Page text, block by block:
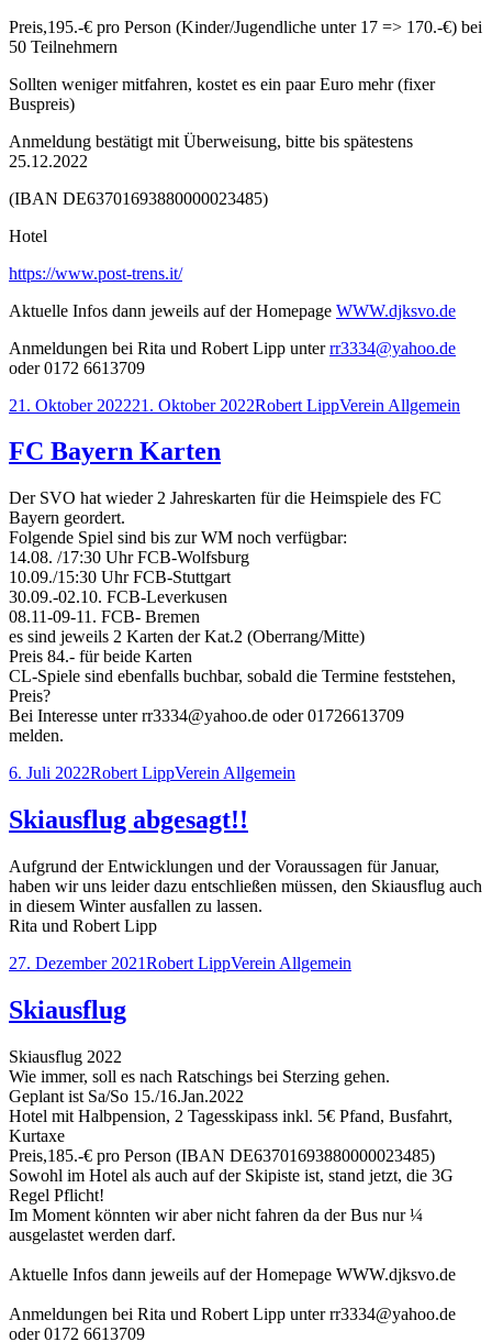
Preis,195.-€ pro Person (Kinder/Jugendliche unter 17 => 170.-€) bei
50 Teilnehmern
Sollten weniger mitfahren, kostet es ein paar Euro mehr (fixer
Buspreis)
Anmeldung bestätigt mit Überweisung, bitte bis spätestens
25.12.2022
(IBAN DE63701693880000023485)
Hotel
https://www.post-trens.it/
Aktuelle Infos dann jeweils auf der Homepage WWW.djksvo.de
Anmeldungen bei Rita und Robert Lipp unterrr3334@yahoo.de
oder 0172 6613709
Veröffentlicht
21. Oktober 202221. Oktober 2022Autor
Robert LippKategorien
Verein Allgemein
FC Bayern Karten
Der SVO hat wieder 2 Jahreskarten für die Heimspiele des FC
Bayern geordert.
Folgende Spiel sind bis zur WM noch verfügbar:
14.08. /17:30 Uhr FCB-Wolfsburg
10.09./15:30 Uhr FCB-Stuttgart
30.09.-02.10. FCB-Leverkusen
08.11-09-11. FCB- Bremen
es sind jeweils 2 Karten der Kat.2 (Oberrang/Mitte)
Preis 84.- für beide Karten
CL-Spiele sind ebenfalls buchbar, sobald die Termine feststehen,
Preis?
Bei Interesse unter rr3334@yahoo.de oder 01726613709
melden.
Veröffentlicht
6. Juli 2022Autor
Robert LippKategorien
Verein Allgemein
Skiausflug abgesagt!!
Aufgrund der Entwicklungen und der Voraussagen für Januar,
haben wir uns leider dazu entschließen müssen, den Skiausflug auch
in diesem Winter ausfallen zu lassen.
Rita und Robert Lipp
Veröffentlicht
27. Dezember 2021Autor
Robert LippKategorien
Verein Allgemein
Skiausflug
Skiausflug 2022
Wie immer, soll es nach Ratschings bei Sterzing gehen.
Geplant ist Sa/So 15./16.Jan.2022
Hotel mit Halbpension, 2 Tagesskipass inkl. 5€ Pfand, Busfahrt,
Kurtaxe
Preis,185.-€ pro Person (IBAN DE63701693880000023485)
Sowohl im Hotel als auch auf der Skipiste ist, stand jetzt, die 3G
Regel Pflicht!
Im Moment könnten wir aber nicht fahren da der Bus nur ¼
ausgelastet werden darf.
Aktuelle Infos dann jeweils auf der Homepage WWW.djksvo.de
Anmeldungen bei Rita und Robert Lipp unter rr3334@yahoo.de
oder 0172 6613709